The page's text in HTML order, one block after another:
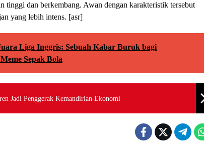
tinggi dan berkembang. Awan dengan karakteristik tersebut
yang lebih intens. [asr]
Liga Inggris: Sebuah Kabar Buruk bagi
Sepak Bola
Jadi Penggerak Kemandirian Ekonomi